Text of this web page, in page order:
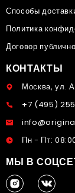
Способы
Политика
Договор
КОНТАКТЫ
Москва, ул.
+7 (495)
Пн - Пт:
МЫ В